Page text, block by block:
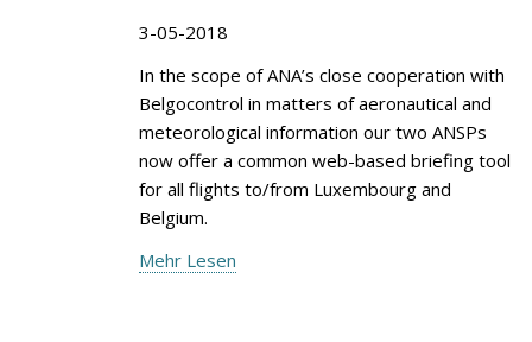
3-05-2018
In the scope of ANA’s close cooperation with
Belgocontrol in matters of aeronautical and
meteorological information our two ANSPs
now offer a common web-based briefing tool
for all flights to/from Luxembourg and
Belgium.
Mehr Lesen